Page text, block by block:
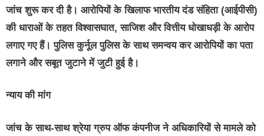
जांच शुरू कर दी है। आरोपियों के खिलाफ भारतीय दंड संहिता (आईपीसी)
की धाराओं के तहत विश्वासघात, साजिश और वित्तीय धोखाधड़ी के आरोप
लगाए गए हैं। पुलिस कुर्नूल पुलिस के साथ समन्वय कर आरोपियों का पता
लगाने और सबूत जुटाने में जुटी हुई है।
न्याय की मांग
जांच के साथ-साथ श्रेया ग्रुप ऑफ कंपनीज ने अधिकारियों से मामले को